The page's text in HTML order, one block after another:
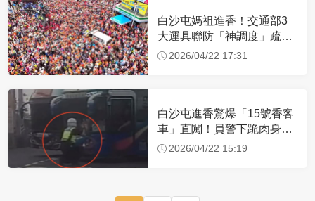
白沙屯媽祖進香！交通部3
大運具聯防「神調度」疏運
32.1萬創新高
2026/04/22 17:31
白沙屯進香驚爆「15號香客
車」直闖！員警下跪肉身擋
車：讓行人先過
2026/04/22 15:19